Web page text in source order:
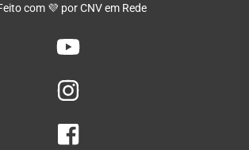
com 💜 por CNV em Rede